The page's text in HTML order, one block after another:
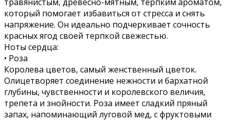
который помогает избавиться от стресса и снять
напряжение. Он идеально подчеркивает сочность
красных ягод своей терпкой свежестью.
Ноты сердца:
• Роза
Королева цветов, самый женственный цветок.
Олицетворяет соединение нежности и бархатной
глубины, чувственности и королевского величия,
трепета и знойности. Роза имеет сладкий пряный
запах, напоминающий луговой мед, с фруктовыми